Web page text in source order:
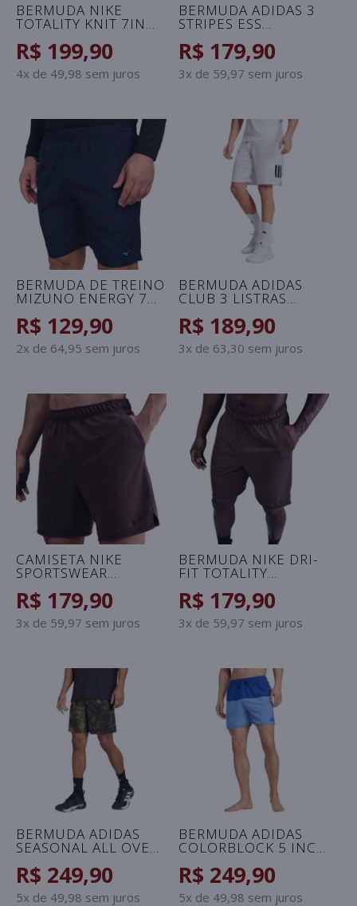
BERMUDA NIKE
TOTALITY KNIT 7IN
R$ 199,90
4x de 49,98 sem juros
BERMUDA ADIDAS 3
STRIPES ESS
INFANTIL -
CINZA/BRANCO
R$ 179,90
3x de 59,97 sem juros
BERMUDA DE TREINO
MIZUNO ENERGY 7
MARINHO
R$ 129,90
2x de 64,95 sem juros
BERMUDA ADIDAS
CLUB 3 LISTRAS
BRANCO
R$ 189,90
3x de 63,30 sem juros
CAMISETA NIKE
SPORTSWEAR
MASCULINA -
MARROM
R$ 179,90
3x de 59,97 sem juros
BERMUDA NIKE DRI-
FIT TOTALITY
MARROM
R$ 179,90
3x de 59,97 sem juros
BERMUDA ADIDAS
SEASONAL ALL OVER
VERDE/PRETO
R$ 249,90
5x de 49,98 sem juros
BERMUDA ADIDAS
COLORBLOCK 5 INCH
AZUL/AZUL CELESTE
R$ 249,90
5x de 49,98 sem juros